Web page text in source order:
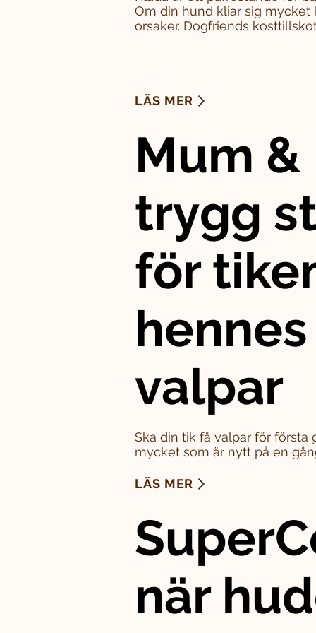
Om din hund kliar sig mycket
orsaker. Dogfriends
LÄS MER
Mum &
trygg
för
hennes
valpar
Ska din tik få valpar för första
mycket som är nytt på en
LÄS MER
när